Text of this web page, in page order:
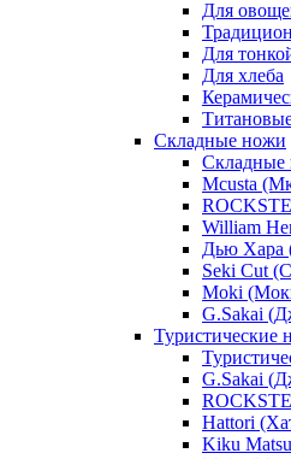
Для
Для
Для хлеба
Складные ножи
Складные
Mcusta
William
Дью Хара
Seki Cut
Moki
G.Sakai
Туристические
G.Sakai
Hattori
Kiku